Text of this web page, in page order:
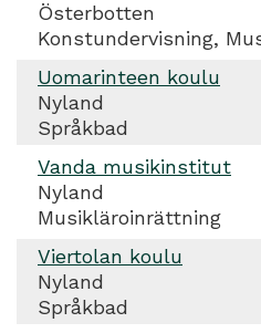
Österbotten
Konstundervisning,
Uomarinteen koulu
Nyland
Språkbad
Vanda musikinstitut
Nyland
Musikläroinrättning
Viertolan koulu
Nyland
Språkbad